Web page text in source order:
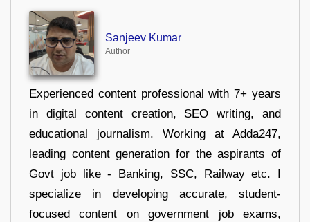
Sanjeev Kumar
Author
Experienced content professional with 7+ years
in digital content creation, SEO writing, and
educational journalism. Working at Adda247,
leading content generation for the aspirants of
Govt job like - Banking, SSC, Railway etc. I
specialize in developing accurate, student-
focused content on government job exams,